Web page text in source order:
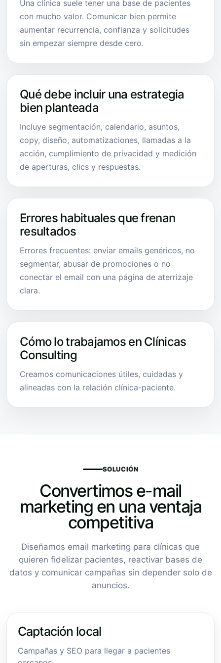
Una clínica suele tener una base de pacientes
con mucho valor. Comunicar bien permite
aumentar recurrencia, confianza y solicitudes
sin empezar siempre desde cero.
Qué debe incluir una estrategia
bien planteada
Incluye segmentación, calendario, asuntos,
copy, diseño, automatizaciones, llamadas a la
acción, cumplimiento de privacidad y medición
de aperturas, clics y respuestas.
Errores habituales que frenan
resultados
Errores frecuentes: enviar emails genéricos, no
segmentar, abusar de promociones o no
conectar el email con una página de aterrizaje
clara.
Cómo lo trabajamos en Clínicas
Consulting
Creamos comunicaciones útiles, cuidadas y
alineadas con la relación clínica-paciente.
SOLUCIÓN
Convertimos e-mail
marketing en una ventaja
competitiva
Diseñamos email marketing para clínicas que
quieren fidelizar pacientes, reactivar bases de
datos y comunicar campañas sin depender solo de
anuncios.
Captación local
Campañas y SEO para llegar a pacientes